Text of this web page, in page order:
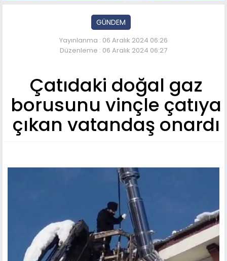
GÜNDEM
Yayınlanma : 06 Aralık 2024 06:26
Düzenleme : 06 Aralık 2024 06:27
Çatıdaki doğal gaz
borusunu vinçle çatıya
çıkan vatandaş onardı